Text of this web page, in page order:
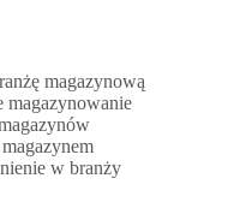
magazynową
magazynowanie
w branży